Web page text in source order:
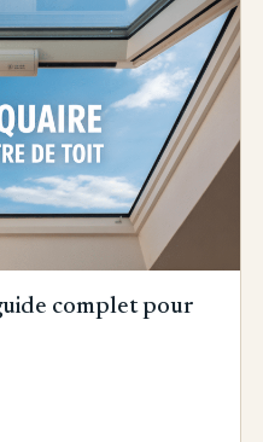
complet pour